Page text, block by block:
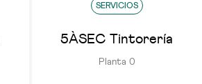
SERVICIOS
5ÀSEC Tintorería
Planta 0